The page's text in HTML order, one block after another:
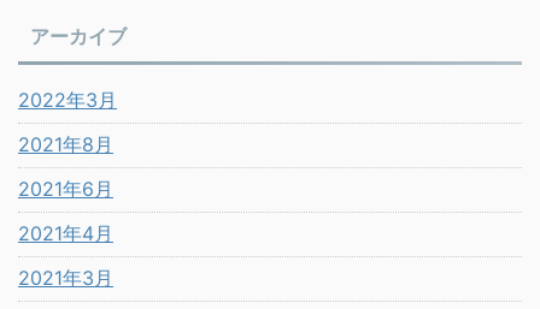
アーカイブ
2022年3月
2021年8月
2021年6月
2021年4月
2021年3月